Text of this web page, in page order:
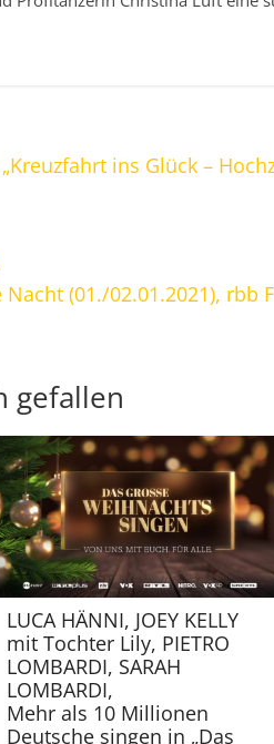
ins Glück –
(01./02.01.2021), rbb
gefallen
LUCA HÄNNI, JOEY KELLY
mit Tochter Lily, PIETRO
LOMBARDI, SARAH
LOMBARDI,
Mehr als 10 Millionen
Deutsche singen in „Das